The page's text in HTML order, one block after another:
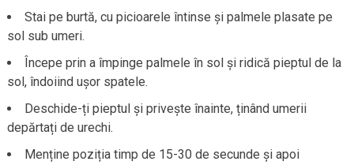
Stai pe burtă, cu picioarele întinse și palmele plasate pe
sol sub umeri.
Începe prin a împinge palmele în sol și ridică pieptul de la
sol, îndoiind ușor spatele.
Deschide-ți pieptul și privește înainte, ținând umerii
depărtați de urechi.
Menține poziția timp de 15-30 de secunde și apoi